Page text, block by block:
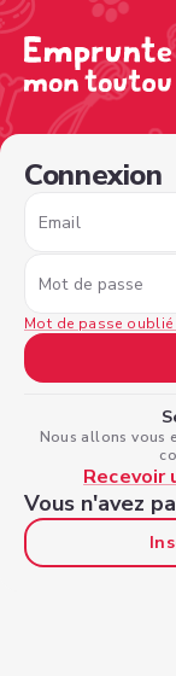
Connexion
Email
Mot de passe
Mot de passe oublié
Nous allons vous
Recevoir
Vous n'avez
/sign-